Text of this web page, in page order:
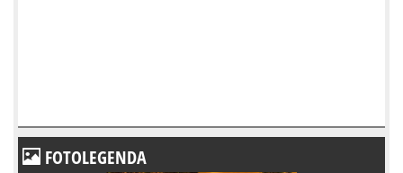
FOTOLEGENDA